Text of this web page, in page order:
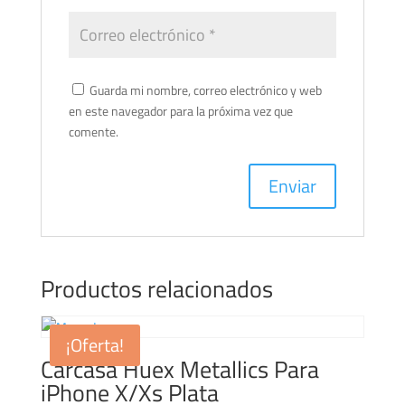
Guarda mi nombre, correo electrónico y web
en este navegador para la próxima vez que
comente.
Productos relacionados
¡Oferta!
Carcasa Huex Metallics Para
iPhone X/Xs Plata